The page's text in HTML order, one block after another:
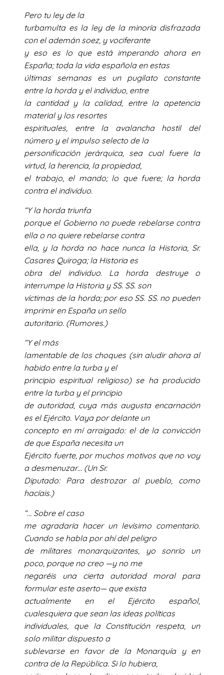
Pero tu ley de la
turbamulta es la ley de la minoría disfrazada
con el ademán soez, y vociferante
y eso es lo que está imperando ahora en
España; toda la vida española en estas
últimas semanas es un pugilato constante
entre la horda y el individuo, entre
la cantidad y la calidad, entre la apetencia
material y los resortes
espirituales, entre la avalancha hostil del
número y el impulso selecto de la
personificación jerárquica, sea cual fuere la
virtud, la herencia, la propiedad,
el trabajo, el mando; lo que fuere; la horda
contra el individuo.
“Y la horda triunfa
porque el Gobierno no puede rebelarse contra
ella o no quiere rebelarse contra
ella, y la horda no hace nunca la Historia, Sr.
Casares Quiroga; la Historia es
obra del individuo. La horda destruye o
interrumpe la Historia y SS. SS. son
víctimas de la horda; por eso SS. SS. no pueden
imprimir en España un sello
autoritario. (Rumores.)
“Y el más
lamentable de los choques (sin aludir ahora al
habido entre la turba y el
principio espiritual religioso) se ha producido
entre la turba y el principio
de autoridad, cuya más augusta encarnación
es el Ejército. Vaya por delante un
concepto en mí arraigado: el de la convicción
de que España necesita un
Ejército fuerte, por muchos motivos que no voy
a desmenuzar… (Un Sr.
Diputado: Para destrozar al pueblo, como
hacíais.)
“… Sobre el caso
me agradaría hacer un levísimo comentario.
Cuando se habla por ahí del peligro
de militares monarquizantes, yo sonrío un
poco, porque no creo —y no me
negaréis una cierta autoridad moral para
formular este aserto— que exista
actualmente en el Ejército español,
cualesquiera que sean las ideas políticas
individuales, que la Constitución respeta, un
solo militar dispuesto a
sublevarse en favor de la Monarquía y en
contra de la República. Si lo hubiera,